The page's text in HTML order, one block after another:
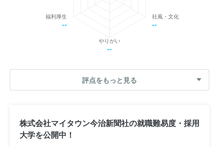
社風・文化
--
やりがい
--
福利厚生
--
評点をもっと見る
株式会社マイタウン今治新聞社の就職難易度・採用
大学を公開中！